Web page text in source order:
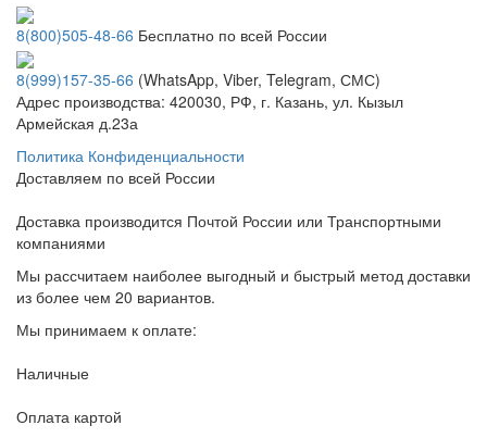
8(800)505-48-66 Бесплатно по всей России
8(999)157-35-66 (WhatsApp, Viber, Telegram, СМС)
Адрес производства: 420030, РФ, г. Казань, ул. Кызыл
Армейская д.23а
Политика Конфиденциальности
Доставляем по всей России
Доставка производится Почтой России или Транспортными
компаниями
Мы рассчитаем наиболее выгодный и быстрый метод доставки
из более чем 20 вариантов.
Мы принимаем к оплате:
Наличные
Оплата картой